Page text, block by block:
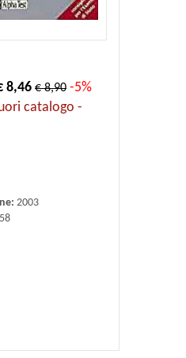
8,46 € 8,90 -5%
catalogo -
2003